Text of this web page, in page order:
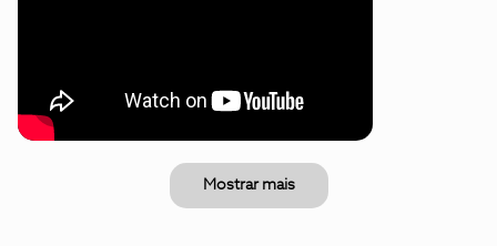
Mostrar mais